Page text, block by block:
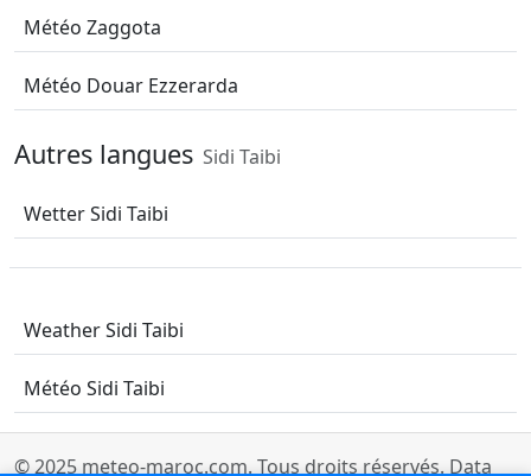
Météo Zaggota
Météo Douar Ezzerarda
Autres langues Sidi Taibi
Wetter Sidi Taibi
Weather Sidi Taibi
Météo Sidi Taibi
© 2025 meteo-maroc.com. Tous droits réservés. Data